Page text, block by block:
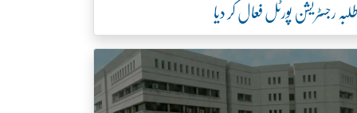
رجسٹریشن پورٹل فعال کر دیا